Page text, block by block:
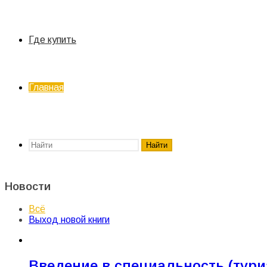
Где купить
Главная
Найти
Новости
Всё
Выход новой книги